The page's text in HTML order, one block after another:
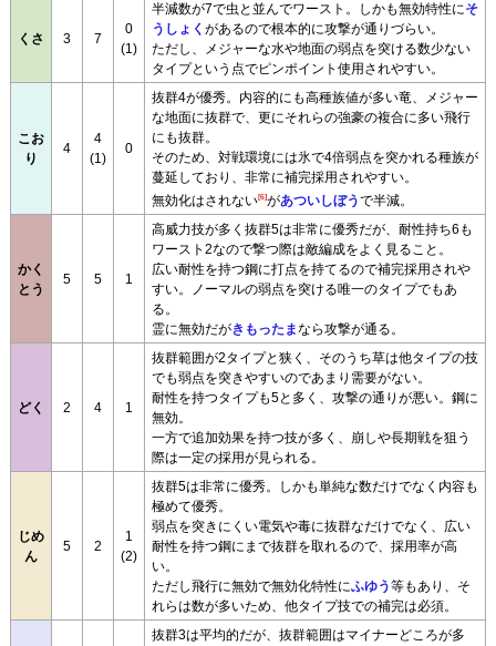
くさ 3 7
0
(1)
半減数が7で虫と並んでワースト。しかも無効特性にそ
うしょく があるので根本的に攻撃が通りづらい。
ただし、メジャーな水や地面の弱点を突ける数少ない
タイプという点でピンポイント使用されやすい。
こお
り
4
4
(1)
0
抜群4が優秀。内容的にも高種族値が多い竜、メジャー
な地面に抜群で、更にそれらの強豪の複合に多い飛行
にも抜群。
そのため、対戦環境には氷で4倍弱点を突かれる種族が
蔓延しており、非常に補完採用されやすい。
無効化はされない[6]があついしぼうで半減。
かく
とう
5 5 1
高威力技が多く抜群5は非常に優秀だが、耐性持ち6も
ワースト2なので撃つ際は敵編成をよく見ること。
広い耐性を持つ鋼に打点を持てるので補完採用されや
すい。ノーマルの弱点を突ける唯一のタイプでもあ
る。
霊に無効だがきもったまなら攻撃が通る。
どく 2 4 1
抜群範囲が2タイプと狭く、そのうち草は他タイプの技
でも弱点を突きやすいのであまり需要がない。
耐性を持つタイプも5と多く、攻撃の通りが悪い。鋼に
無効。
一方で追加効果を持つ技が多く、崩しや長期戦を狙う
際は一定の採用が見られる。
じめ
ん
5 2
1
(2)
抜群5は非常に優秀。しかも単純な数だけでなく内容も
極めて優秀。
弱点を突きにくい電気や毒に抜群なだけでなく、広い
耐性を持つ鋼にまで抜群を取れるので、採用率が高
い。
ただし飛行に無効で無効化特性にふゆう等もあり、そ
れらは数が多いため、他タイプ技での補完は必須。
抜群3は平均的だが、抜群範囲はマイナーどころが多